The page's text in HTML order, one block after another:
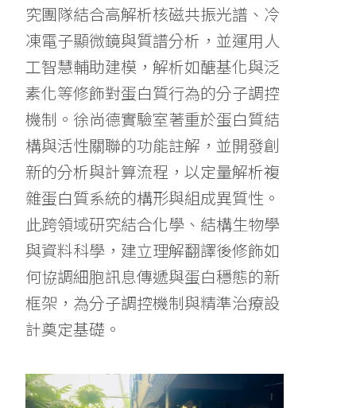
究團隊結合高解析核磁共振光譜、冷
凍電子顯微鏡與質譜分析，並運用人
工智慧輔助建模，解析如醣基化與泛
素化等修飾對蛋白質行為的分子調控
機制。徐尚德實驗室著重於蛋白質結
構與活性關聯的功能註解，並開發創
新的分析與計算流程，以定量解析複
雜蛋白質系統的構形與組成異質性。
此跨領域研究結合化學、結構生物學
與資料科學，建立理解翻譯後修飾如
何協調細胞訊息傳遞與蛋白穩態的新
框架，為分子調控機制與精準治療設
計奠定基礎。